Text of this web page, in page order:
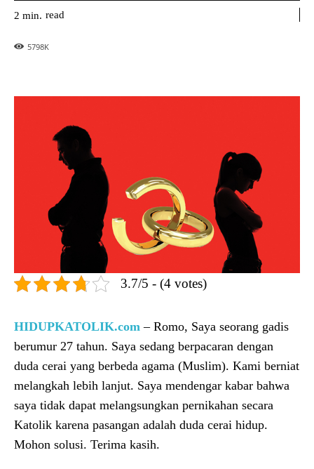
2 min. read
5798K
3.7/5 - (4 votes)
HIDUPKATOLIK.com – Romo, Saya seorang gadis
berumur 27 tahun. Saya sedang berpacaran dengan
duda cerai yang berbeda agama (Muslim). Kami berniat
melangkah lebih lanjut. Saya mendengar kabar bahwa
saya tidak dapat melangsungkan pernikahan secara
Katolik karena pasangan adalah duda cerai hidup.
Mohon solusi. Terima kasih.